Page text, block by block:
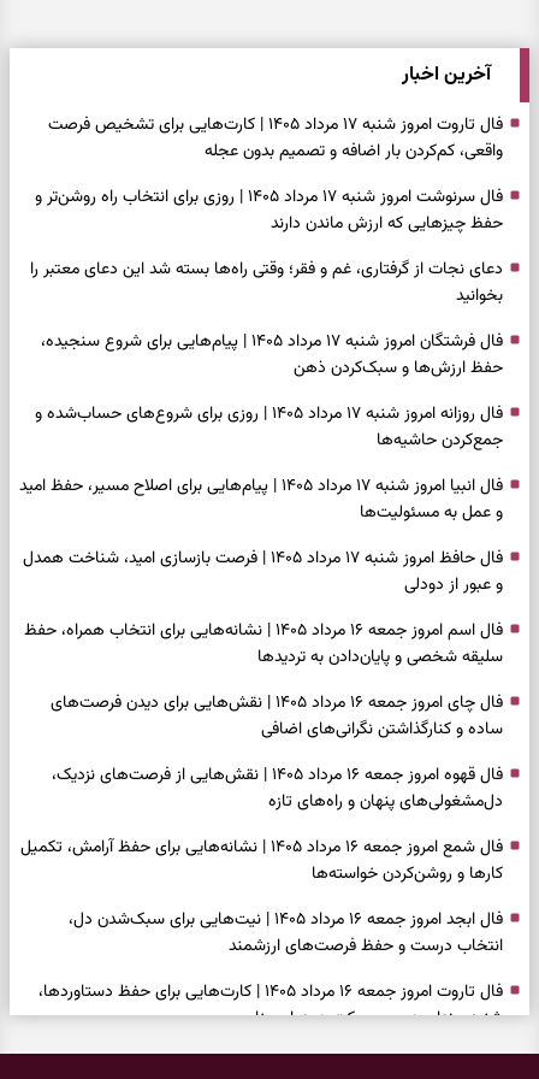
آخرین اخبار
فال تاروت امروز شنبه ۱۷ مرداد ۱۴۰۵ | کارت‌هایی برای تشخیص فرصت
واقعی، کم‌کردن بار اضافه و تصمیم بدون عجله
فال سرنوشت امروز شنبه ۱۷ مرداد ۱۴۰۵ | روزی برای انتخاب راه روشن‌تر و
حفظ چیزهایی که ارزش ماندن دارند
دعای نجات از گرفتاری، غم و فقر؛ وقتی راه‌ها بسته شد این دعای معتبر را
بخوانید
فال فرشتگان امروز شنبه ۱۷ مرداد ۱۴۰۵ | پیام‌هایی برای شروع سنجیده،
حفظ ارزش‌ها و سبک‌کردن ذهن
فال روزانه امروز شنبه ۱۷ مرداد ۱۴۰۵ | روزی برای شروع‌های حساب‌شده و
جمع‌کردن حاشیه‌ها
فال انبیا امروز شنبه ۱۷ مرداد ۱۴۰۵ | پیام‌هایی برای اصلاح مسیر، حفظ امید
و عمل به مسئولیت‌ها
فال حافظ امروز شنبه ۱۷ مرداد ۱۴۰۵ | فرصت بازسازی امید، شناخت همدل
و عبور از دودلی
فال اسم امروز جمعه ۱۶ مرداد ۱۴۰۵ | نشانه‌هایی برای انتخاب همراه، حفظ
سلیقه شخصی و پایان‌دادن به تردیدها
فال چای امروز جمعه ۱۶ مرداد ۱۴۰۵ | نقش‌هایی برای دیدن فرصت‌های
ساده و کنارگذاشتن نگرانی‌های اضافی
فال قهوه امروز جمعه ۱۶ مرداد ۱۴۰۵ | نقش‌هایی از فرصت‌های نزدیک،
دل‌مشغولی‌های پنهان و راه‌های تازه
فال شمع امروز جمعه ۱۶ مرداد ۱۴۰۵ | نشانه‌هایی برای حفظ آرامش، تکمیل
کارها و روشن‌کردن خواسته‌ها
فال ابجد امروز جمعه ۱۶ مرداد ۱۴۰۵ | نیت‌هایی برای سبک‌شدن دل،
انتخاب درست و حفظ فرصت‌های ارزشمند
فال تاروت امروز جمعه ۱۶ مرداد ۱۴۰۵ | کارت‌هایی برای حفظ دستاوردها،
شنیدن ندای درون و حرکت در زمان مناسب